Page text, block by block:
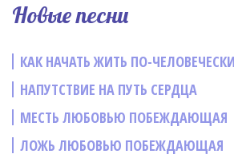
Новые песни
КАК НАЧАТЬ ЖИТЬ ПО-
НАПУТСТВИЕ НА ПУТЬ СЕРДЦА
МЕСТЬ ЛЮБОВЬЮ ПОБЕЖДАЮЩАЯ
ЛОЖЬ ЛЮБОВЬЮ ПОБЕЖДАЮЩАЯ